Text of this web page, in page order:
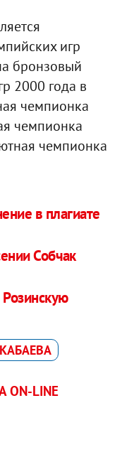
игр
бронзовый
2000 года в
чемпионка
чемпионка
чемпионка
в плагиате
Собчак
ON-LINE